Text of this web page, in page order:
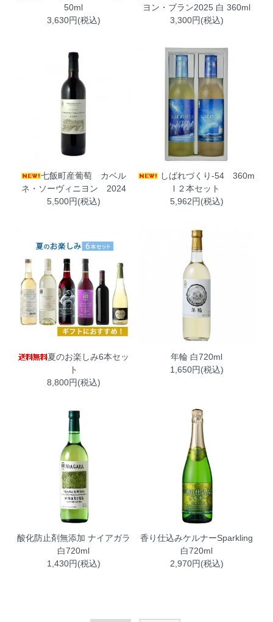
50ml
3,630円(税込)
ヨン・ブラン2025 白 360ml
3,300円(税込)
七飯町産葡萄 カベル
ネ・ソーヴィニヨン 2024
5,500円(税込)
しばれづくり-54 360m
l ２本セット
5,962円(税込)
夏のお楽しみ6本セッ
ト
8,800円(税込)
年輪 白720ml
1,650円(税込)
酸化防止剤無添加 ナイアガラ
白720ml
1,430円(税込)
香り仕込みケルナーSparkling
白720ml
2,970円(税込)